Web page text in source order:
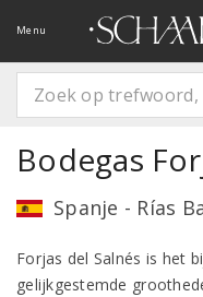
Menu
Bodegas
Spanje - Rías
Forjas del Salnés is het
gelijkgestemde